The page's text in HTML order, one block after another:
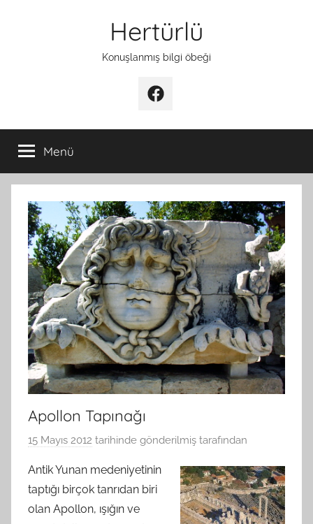
Hertürlü
Konuşlanmış bilgi öbeği
Facebook
Menü
Apollon Tapınağı
15 Mayıs 2012 tarihinde gönderilmiş tarafından
Antik Yunan medeniyetinin
taptığı birçok tanrıdan biri
olan Apollon, ışığın ve